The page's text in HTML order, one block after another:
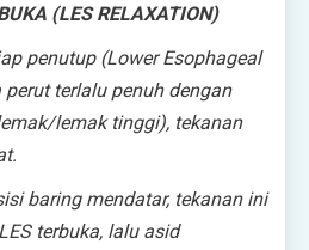
(LES RELAXATION)
penutup (Lower Esophageal
terlalu penuh dengan
lemak tinggi), tekanan
baring mendatar, tekanan ini
terbuka, lalu asid